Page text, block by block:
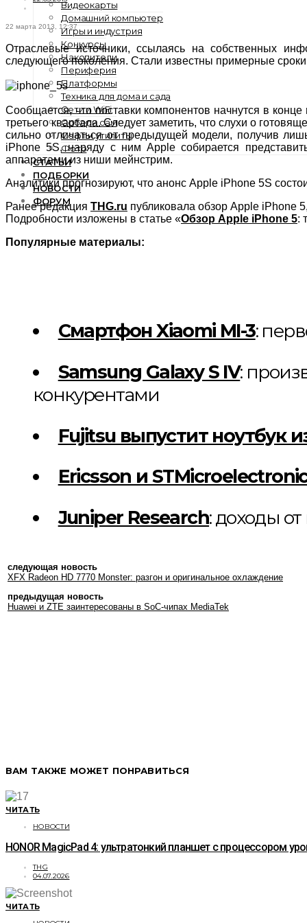
Видеокарты
Домашний компьютер
Игры и индустрия
Конкурсы
Накопители
Периферия
Платформы
Техника для дома и сада
Сети и WiFi
Собери сам
Софт и утилиты
Фото
СТАТЬИ
ПОДБОРКИ
НОВОСТИ
ФОРУМ
22 марта 2013, 12:37
Отраслевые источники, ссылаясь на собственных
следующего поколения. Стали известны примерные
Сообщается, что поставки компонентов начнутся в
третьего квартала. Следует заметить, что слухи о
сильно отличаться от предыдущей модели, получив
iPhone 5S, наряду с ним Apple собирается
аппаратами из ниши мейнстрим.
Аналитики прогнозируют, что анонс Apple iPhone 5S
Ранее редакция THG.ru публиковала обзор Apple iPhone
Подробности изложены в статье «Обзор Apple iPhone 5:
Популярные материалы:
Смартфон Xiaomi MI-3:
Samsung Galaxy S IV:
конкурентами
Fujitsu выпустит ноутбук
Ericsson и
Juniper Research: доходы
следующая новость
XFX Radeon HD 7770 Monster: разгон и оригинальное охлаждение
предыдущая новость
Huawei и ZTE заинтересованы в SoC-чипах MediaTek
ВАМ ТАКЖЕ МОЖЕТ ПОНРАВИТЬСЯ
ЧИТАТЬ
НОВОСТИ
HONOR MagicPad 4: ультратонкий планшет с процессором
THG
04.07.2026
ЧИТАТЬ